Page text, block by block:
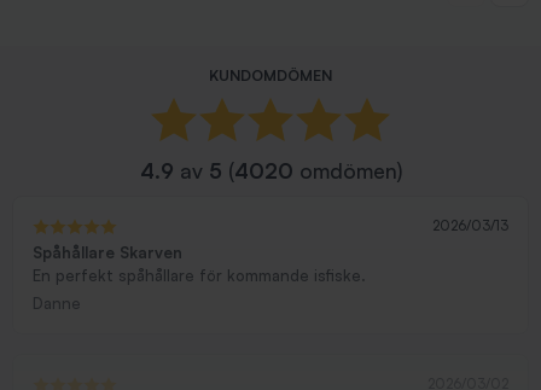
KUNDOMDÖMEN
4.9 av 5 (4020 omdömen)
2026/03/13
Spåhållare Skarven
En perfekt spåhållare för kommande isfiske.
Danne